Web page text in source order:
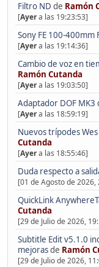
Filtro ND de Ramón
[Ayera las 19:23:53]
Sony FE 100-400mm
[Ayera las 19:14:36]
Cambio de voz en
Ramón Cutanda
[Ayera las 19:03:50]
Adaptador DOF MK3
[Ayera las 18:59:19]
Nuevos trípodes
Cutanda
[Ayera las 18:55:46]
Duda respecto a
[01 de Agosto de 2026,
QuickLink
Cutanda
[29 de Julio de 2026,
Subtitle Edit v5.1.0
mejorasde Ramón
[29 de Julio de 2026,